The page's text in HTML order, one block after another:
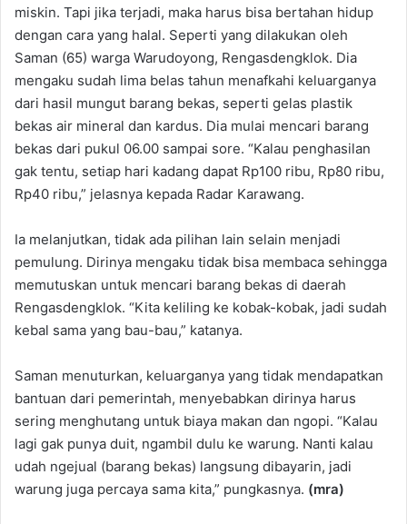
miskin. Tapi jika terjadi, maka harus bisa bertahan hidup
dengan cara yang halal. Seperti yang dilakukan oleh
Saman (65) warga Warudoyong, Rengasdengklok. Dia
mengaku sudah lima belas tahun menafkahi keluarganya
dari hasil mungut barang bekas, seperti gelas plastik
bekas air mineral dan kardus. Dia mulai mencari barang
bekas dari pukul 06.00 sampai sore. “Kalau penghasilan
gak tentu, setiap hari kadang dapat Rp100 ribu, Rp80 ribu,
Rp40 ribu,” jelasnya kepada Radar Karawang.
Ia melanjutkan, tidak ada pilihan lain selain menjadi
pemulung. Dirinya mengaku tidak bisa membaca sehingga
memutuskan untuk mencari barang bekas di daerah
Rengasdengklok. “Kita keliling ke kobak-kobak, jadi sudah
kebal sama yang bau-bau,” katanya.
Saman menuturkan, keluarganya yang tidak mendapatkan
bantuan dari pemerintah, menyebabkan dirinya harus
sering menghutang untuk biaya makan dan ngopi. “Kalau
lagi gak punya duit, ngambil dulu ke warung. Nanti kalau
udah ngejual (barang bekas) langsung dibayarin, jadi
warung juga percaya sama kita,” pungkasnya. (mra)